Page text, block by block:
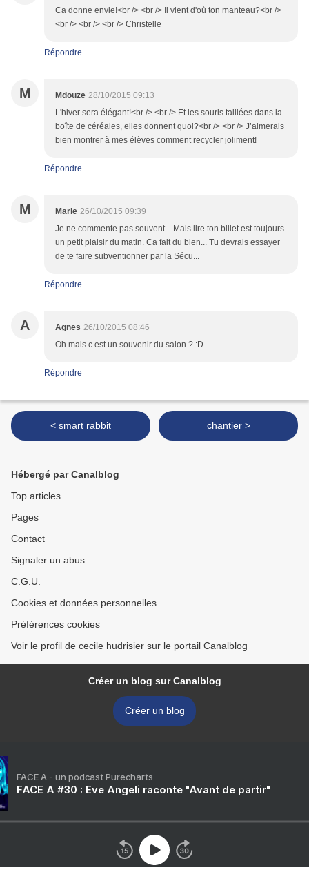
Ca donne envie!<br /> <br /> Il vient d'où ton manteau?<br />
<br /> <br /> <br /> Christelle
Répondre
M Mdouze 28/10/2015 09:13
L'hiver sera élégant!<br /> <br /> Et les souris taillées dans la
boîte de céréales, elles donnent quoi?<br /> <br /> J’aimerais
bien montrer à mes élèves comment recycler joliment!
Répondre
M Marie 26/10/2015 09:39
Je ne commente pas souvent... Mais lire ton billet est toujours
un petit plaisir du matin. Ca fait du bien... Tu devrais essayer
de te faire subventionner par la Sécu...
Répondre
A Agnes 26/10/2015 08:46
Oh mais c est un souvenir du salon ? :D
Répondre
< smart rabbit chantier >
Hébergé par Canalblog
Top articles
Pages
Contact
Signaler un abus
C.G.U.
Cookies et données personnelles
Préférences cookies
Voir le profil de cecile hudrisier sur le portail Canalblog
Créer un blog sur Canalblog
Créer un blog
FACE A - un podcast Purecharts
FACE A #30 : Eve Angeli raconte "Avant de partir"